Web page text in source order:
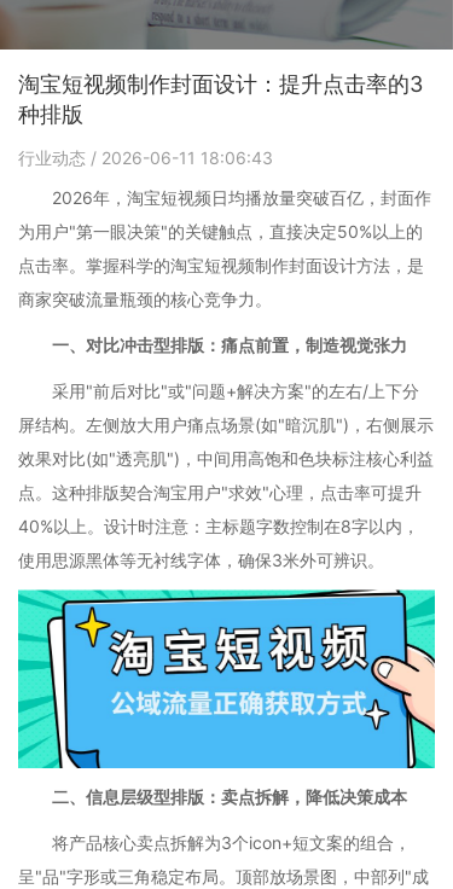
淘宝短视频制作封面设计：提升点击率的3
种排版
行业动态 / 2026-06-11 18:06:43
2026年，淘宝短视频日均播放量突破百亿，封面作
为用户"第一眼决策"的关键触点，直接决定50%以上的
点击率。掌握科学的淘宝短视频制作封面设计方法，是
商家突破流量瓶颈的核心竞争力。
一、对比冲击型排版：痛点前置，制造视觉张力
采用"前后对比"或"问题+解决方案"的左右/上下分
屏结构。左侧放大用户痛点场景(如"暗沉肌")，右侧展示
效果对比(如"透亮肌")，中间用高饱和色块标注核心利益
点。这种排版契合淘宝用户"求效"心理，点击率可提升
40%以上。设计时注意：主标题字数控制在8字以内，
使用思源黑体等无衬线字体，确保3米外可辨识。
二、信息层级型排版：卖点拆解，降低决策成本
将产品核心卖点拆解为3个icon+短文案的组合，
呈"品"字形或三角稳定布局。顶部放场景图，中部列"成